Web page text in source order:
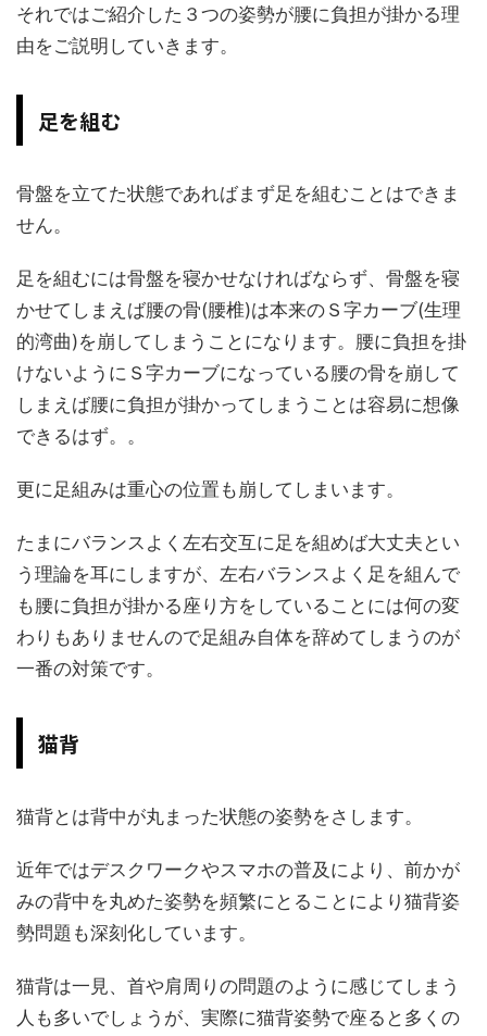
それではご紹介した３つの姿勢が腰に負担が掛かる理
由をご説明していきます。
足を組む
骨盤を立てた状態であればまず足を組むことはできま
せん。
足を組むには骨盤を寝かせなければならず、骨盤を寝
かせてしまえば腰の骨(腰椎)は本来のＳ字カーブ(生理
的湾曲)を崩してしまうことになります。腰に負担を掛
けないようにＳ字カーブになっている腰の骨を崩して
しまえば腰に負担が掛かってしまうことは容易に想像
できるはず。。
更に足組みは重心の位置も崩してしまいます。
たまにバランスよく左右交互に足を組めば大丈夫とい
う理論を耳にしますが、左右バランスよく足を組んで
も腰に負担が掛かる座り方をしていることには何の変
わりもありませんので足組み自体を辞めてしまうのが
一番の対策です。
猫背
猫背とは背中が丸まった状態の姿勢をさします。
近年ではデスクワークやスマホの普及により、前かが
みの背中を丸めた姿勢を頻繁にとることにより猫背姿
勢問題も深刻化しています。
猫背は一見、首や肩周りの問題のように感じてしまう
人も多いでしょうが、実際に猫背姿勢で座ると多くの